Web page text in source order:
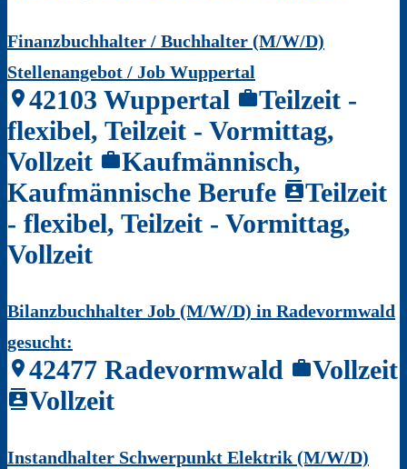
Finanzbuchhalter / Buchhalter (M/W/D)
Stellenangebot / Job Wuppertal
location_on 42103 Wuppertal workTeilzeit -
flexibel, Teilzeit - Vormittag,
Vollzeit workKaufmännisch,
Kaufmännische Berufe contactsTeilzeit
- flexibel, Teilzeit - Vormittag,
Vollzeit
Bilanzbuchhalter Job (M/W/D) in Radevormwald
gesucht:
location_on 42477 Radevormwald workVollzeit
contactsVollzeit
Instandhalter Schwerpunkt Elektrik (M/W/D)